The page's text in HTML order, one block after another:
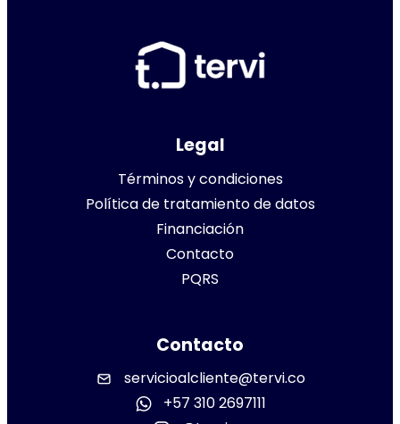
Legal
Términos y condiciones
Política de tratamiento de datos
Financiación
Contacto
PQRS
Contacto
servicioalcliente@tervi.co
+57 310 2697111